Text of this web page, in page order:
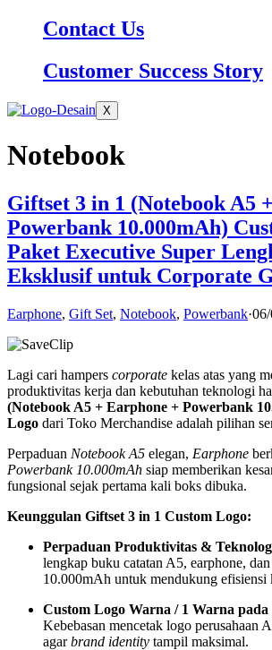
Contact Us
Customer Success Story
X
Notebook
Giftset 3 in 1 (Notebook A5
Powerbank 10.000mAh)
Paket Executive Super
Eksklusif untuk Corporate
Earphone, Gift Set, Notebook, Powerbank·
Lagi cari hampers corporate kelas atas yang
produktivitas kerja dan kebutuhan teknologi
(Notebook A5 + Earphone + Powerbank
Logo dari Toko Merchandise adalah pilihan
Perpaduan Notebook A5 elegan, Earphone
Powerbank 10.000mAh siap memberikan
fungsional sejak pertama kali boks dibuka.
Keunggulan Giftset 3 in 1 Custom Logo:
Perpaduan Produktivitas &
lengkap buku catatan A5, earphone,
10.000mAh untuk mendukung efisiensi
Custom Logo Warna / 1 Warna pada
Kebebasan mencetak logo perusahaan
agarbrand identity tampil maksimal.